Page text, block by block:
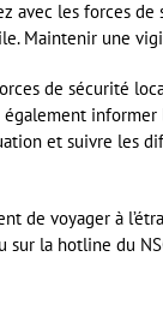
avec les forces
Maintenir une
de sécurité
également
et suivre les
de voyager à
sur la hotline du